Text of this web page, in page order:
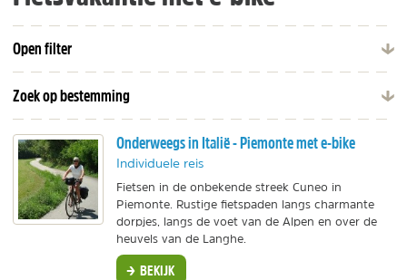
Open filter
Zoek op bestemming
Onderweegs in Italië - Piemonte met e-bike
Individuele reis
Fietsen in de onbekende streek Cuneo in
Piemonte. Rustige fietspaden langs charmante
dorpjes, langs de voet van de Alpen en over de
heuvels van de Langhe.
BEKIJK